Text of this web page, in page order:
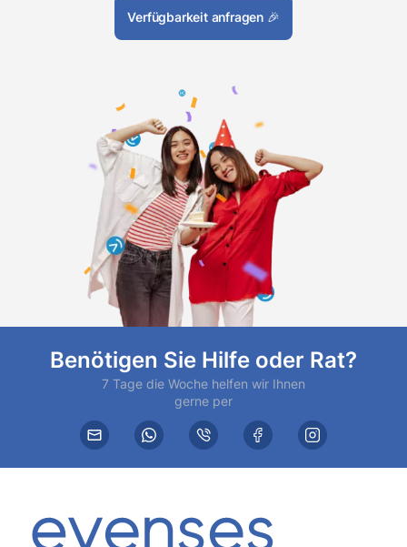
Verfügbarkeit anfragen 🎉
Benötigen Sie Hilfe oder Rat?
7 Tage die Woche helfen wir Ihnen
gerne per